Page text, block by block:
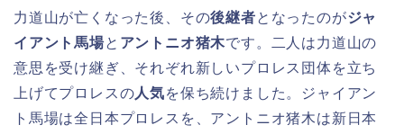
力道山が亡くなった後、その後継者となったのがジャ
イアント馬場と アントニオ猪木です。二人は力道山の
意思を受け継ぎ、それぞれ新しいプロレス団体を立ち
上げてプロレスの人気を保ち続けました。ジャイアン
ト馬場は全日本プロレスを、アントニオ猪木は新日本